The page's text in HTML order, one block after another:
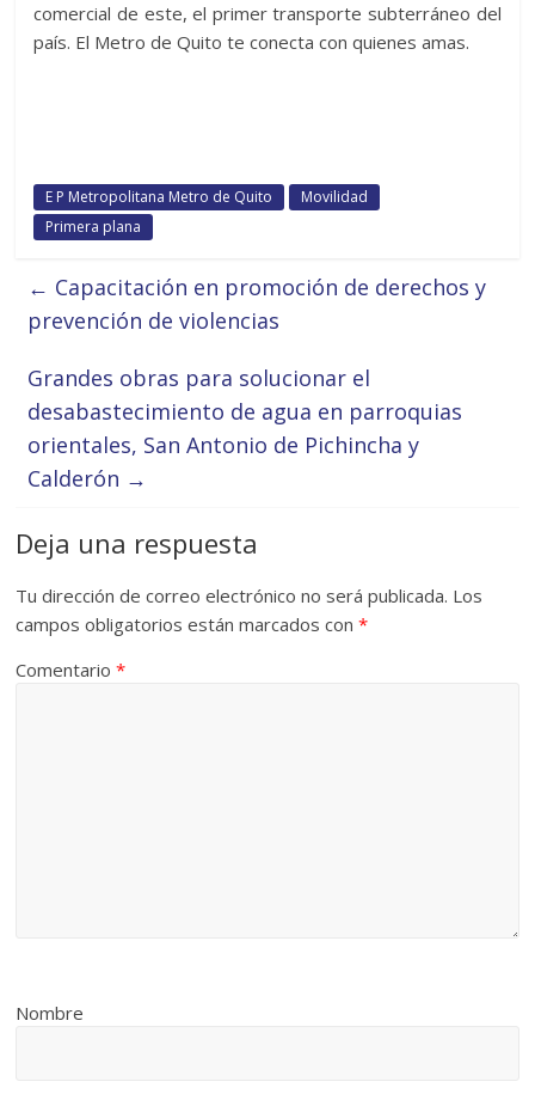
comercial de este, el primer transporte subterráneo del
país. El Metro de Quito te conecta con quienes amas.
E P Metropolitana Metro de Quito
Movilidad
Primera plana
← Capacitación en promoción de derechos y
prevención de violencias
Grandes obras para solucionar el
desabastecimiento de agua en parroquias
orientales, San Antonio de Pichincha y
Calderón →
Deja una respuesta
Tu dirección de correo electrónico no será publicada. Los
campos obligatorios están marcados con*
Comentario*
Nombre